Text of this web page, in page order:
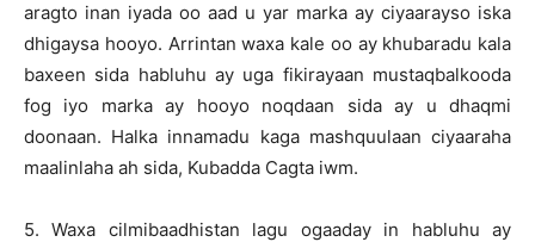
aragto inan iyada oo aad u yar marka ay ciyaarayso iska
dhigaysa hooyo. Arrintan waxa kale oo ay khubaradu kala
baxeen sida habluhu ay uga fikirayaan mustaqbalkooda
fog iyo marka ay hooyo noqdaan sida ay u dhaqmi
doonaan. Halka innamadu kaga mashquulaan ciyaaraha
maalinlaha ah sida, Kubadda Cagta iwm.
5. Waxa cilmibaadhistan lagu ogaaday in habluhu ay